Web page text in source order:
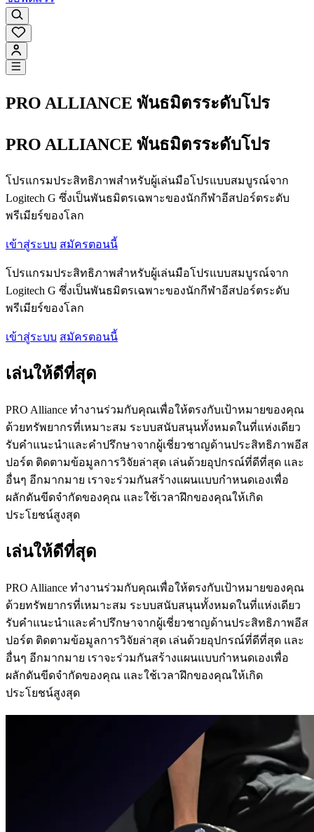
PRO ALLIANCE พันธมิตรระดับโปร
PRO ALLIANCE พันธมิตรระดับโปร
โปรแกรมประสิทธิภาพสำหรับผู้เล่นมือโปรแบบสมบูรณ์จาก
Logitech G ซึ่งเป็นพันธมิตรเฉพาะของนักกีฬาอีสปอร์ตระดับ
พรีเมียร์ของโลก
เข้าสู่ระบบ สมัครตอนนี้
โปรแกรมประสิทธิภาพสำหรับผู้เล่นมือโปรแบบสมบูรณ์จาก
Logitech G ซึ่งเป็นพันธมิตรเฉพาะของนักกีฬาอีสปอร์ตระดับ
พรีเมียร์ของโลก
เข้าสู่ระบบ สมัครตอนนี้
เล่นให้ดีที่สุด
PRO Alliance ทำงานร่วมกับคุณเพื่อให้ตรงกับเป้าหมายของคุณ
ด้วยทรัพยากรที่เหมาะสม ระบบสนับสนุนทั้งหมดในที่แห่งเดียว
รับคำแนะนำและคำปรึกษาจากผู้เชี่ยวชาญด้านประสิทธิภาพอีส
ปอร์ต ติดตามข้อมูลการวิจัยล่าสุด เล่นด้วยอุปกรณ์ที่ดีที่สุด และ
อื่นๆ อีกมากมาย เราจะร่วมกันสร้างแผนแบบกำหนดเองเพื่อ
ผลักดันขีดจำกัดของคุณ และใช้เวลาฝึกของคุณให้เกิด
ประโยชน์สูงสุด
เล่นให้ดีที่สุด
PRO Alliance ทำงานร่วมกับคุณเพื่อให้ตรงกับเป้าหมายของคุณ
ด้วยทรัพยากรที่เหมาะสม ระบบสนับสนุนทั้งหมดในที่แห่งเดียว
รับคำแนะนำและคำปรึกษาจากผู้เชี่ยวชาญด้านประสิทธิภาพอีส
ปอร์ต ติดตามข้อมูลการวิจัยล่าสุด เล่นด้วยอุปกรณ์ที่ดีที่สุด และ
อื่นๆ อีกมากมาย เราจะร่วมกันสร้างแผนแบบกำหนดเองเพื่อ
ผลักดันขีดจำกัดของคุณ และใช้เวลาฝึกของคุณให้เกิด
ประโยชน์สูงสุด